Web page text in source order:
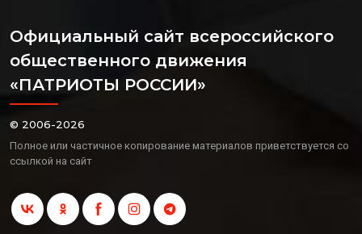
Официальный сайт всероссийского
общественного движения
«ПАТРИОТЫ РОССИИ»
© 2006-2026
Полное или частичное копирование материалов приветствуется со
ссылкой на сайт